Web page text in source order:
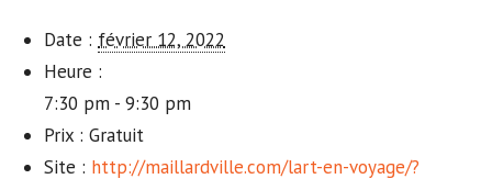
Date : février 12, 2022
Heure :
7:30 pm - 9:30 pm
Prix : Gratuit
Site : http://maillardville.com/lart-en-voyage/?